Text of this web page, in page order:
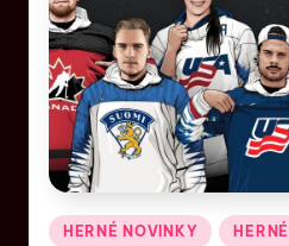
HERNÉ NOVINKY